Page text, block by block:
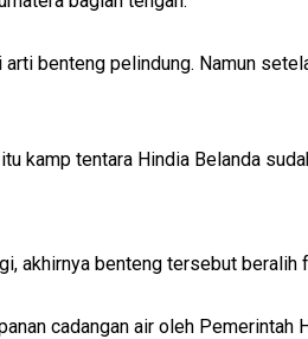
benteng pelindung. Namun
tentara Hindia Belanda
akhirnya benteng tersebut beralih
cadangan air oleh Pemerintah